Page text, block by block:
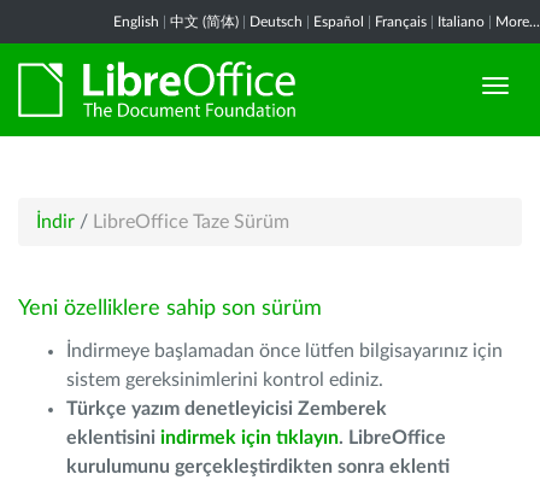
English 中文 (简体) Deutsch Español Français Italiano More...
İndir / LibreOffice Taze Sürüm
Yeni özelliklere sahip son sürüm
İndirmeye başlamadan önce lütfen bilgisayarınız için
sistem gereksinimlerini kontrol ediniz.
Türkçe yazım denetleyicisi Zemberek
eklentisini indirmek için tıklayın. LibreOffice
kurulumunu gerçekleştirdikten sonra eklenti